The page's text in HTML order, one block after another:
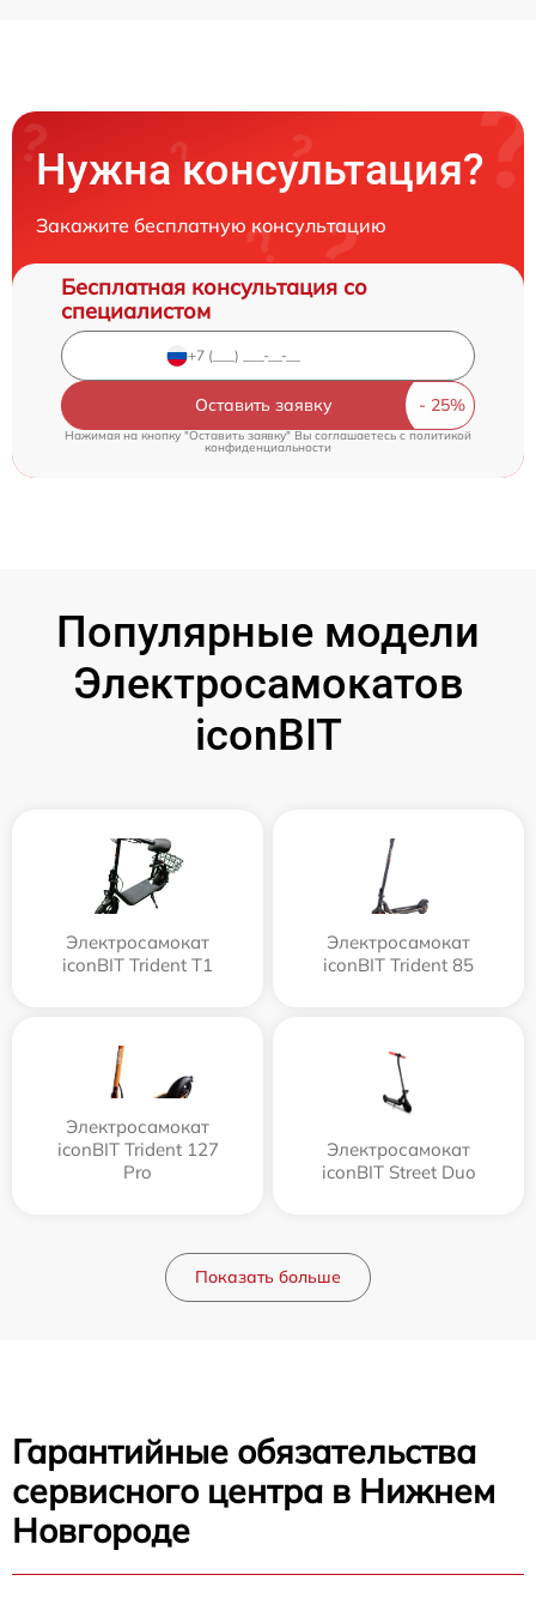
Нужна консультация?
Закажите бесплатную консультацию
Бесплатная консультация со
специалистом
Оставить заявку
Нажимая на кнопку "Оставить заявку" Вы соглашаетесь cполитикой
конфиденциальности
Популярные модели
Электросамокатов
iconBIT
Электросамокат
iconBIT Trident T1
Электросамокат
iconBIT Trident 85
Электросамокат
iconBIT Trident 127
Pro
Электросамокат
iconBIT Street Duo
Показать больше
Гарантийные обязательства
сервисного центра в Нижнем
Новгороде